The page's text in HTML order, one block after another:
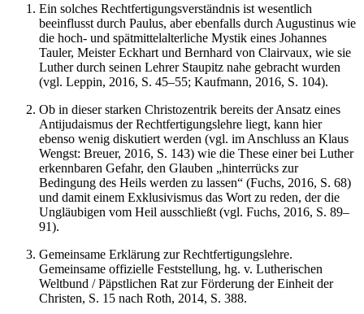
Ein solches Rechtfertigungsverständnis ist wesentlich
beeinflusst durch Paulus, aber ebenfalls durch Augustinus wie
die hoch- und spätmittelalterliche Mystik eines Johannes
Tauler, Meister Eckhart und Bernhard von Clairvaux, wie sie
Luther durch seinen Lehrer Staupitz nahe gebracht wurden
(vgl. Leppin, 2016, S. 45–55; Kaufmann, 2016, S. 104).
Ob in dieser starken Christozentrik bereits der Ansatz eines
Antijudaismus der Rechtfertigungslehre liegt, kann hier
ebenso wenig diskutiert werden (vgl. im Anschluss an Klaus
Wengst: Breuer, 2016, S. 143) wie die These einer bei Luther
erkennbaren Gefahr, den Glauben „hinterrücks zur
Bedingung des Heils werden zu lassen“ (Fuchs, 2016, S. 68)
und damit einem Exklusivismus das Wort zu reden, der die
Ungläubigen vom Heil ausschließt (vgl. Fuchs, 2016, S. 89–
91).
Gemeinsame Erklärung zur Rechtfertigungslehre.
Gemeinsame offizielle Feststellung, hg. v. Lutherischen
Weltbund / Päpstlichen Rat zur Förderung der Einheit der
Christen, S. 15 nach Roth, 2014, S. 388.